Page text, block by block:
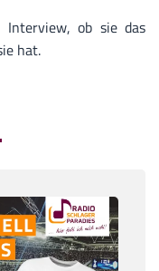
ob sie das
hat.